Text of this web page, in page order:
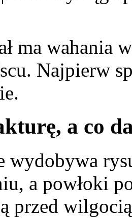
ma wahania
Najpierw
a co
wydobywa
a powłoki
przed